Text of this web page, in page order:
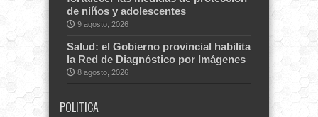
de niños y adolescentes
9 agosto, 2026
Salud: el Gobierno provincial habilita
la Red de Diagnóstico por Imágenes
8 agosto, 2026
POLITICA